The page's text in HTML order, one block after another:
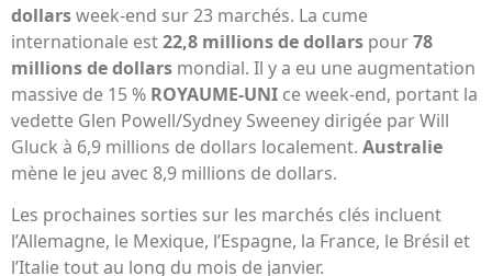
dollarsweek-end sur 23 marchés. La cume
internationale est22,8 millions de dollars pour78
millions de dollars mondial. Il y a eu une augmentation
massive de 15 % ROYAUME-UNI ce week-end, portant la
vedette Glen Powell/Sydney Sweeney dirigée par Will
Gluck à 6,9 millions de dollars localement. Australie
mène le jeu avec 8,9 millions de dollars.
Les prochaines sorties sur les marchés clés incluent
l’Allemagne, le Mexique, l’Espagne, la France, le Brésil et
l’Italie tout au long du mois de janvier.